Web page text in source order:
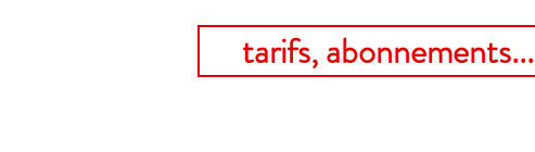
tarifs, abonnements...